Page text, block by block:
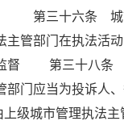
第三十六条 城
部门在执法活动
督 第三十八条
门应当为投诉人
级城市管理执法